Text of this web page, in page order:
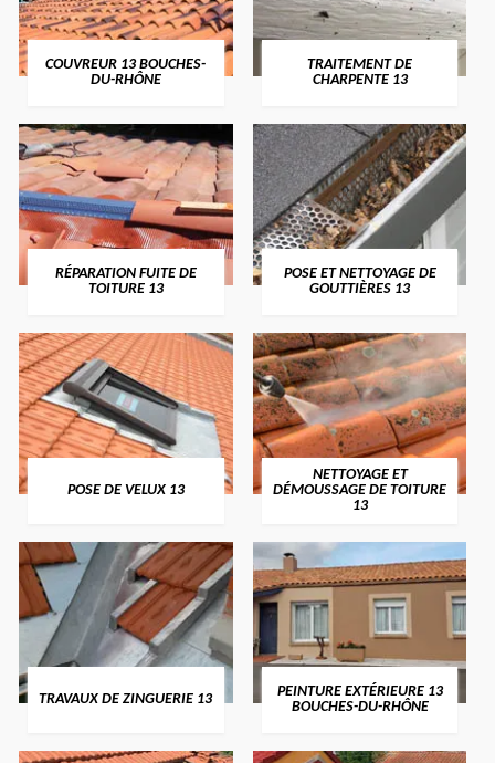
COUVREUR 13 BOUCHES-
DU-RHÔNE
TRAITEMENT DE
CHARPENTE 13
RÉPARATION FUITE DE
TOITURE 13
POSE ET NETTOYAGE DE
GOUTTIÈRES 13
POSE DE VELUX 13
NETTOYAGE ET
DÉMOUSSAGE DE TOITURE
13
TRAVAUX DE ZINGUERIE 13
PEINTURE EXTÉRIEURE 13
BOUCHES-DU-RHÔNE